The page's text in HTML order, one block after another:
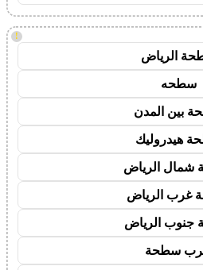
!
الرياض
سطحه
بين المدن
هيدروليك
الرياض
غرب الرياض
الرياض
سطحة